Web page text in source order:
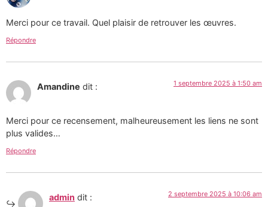
Merci pour ce travail. Quel plaisir de retrouver les œuvres.
Répondre
Amandine dit : 1 septembre 2025 à 1:50 am
Merci pour ce recensement, malheureusement les liens ne sont
plus valides…
Répondre
admin dit : 2 septembre 2025 à 10:06 am